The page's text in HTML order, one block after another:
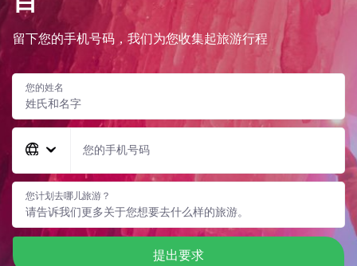
留下您的手机号码，我们为您收集起旅游行程
您的姓名
您的手机号码
您计划去哪儿旅游？
提出要求